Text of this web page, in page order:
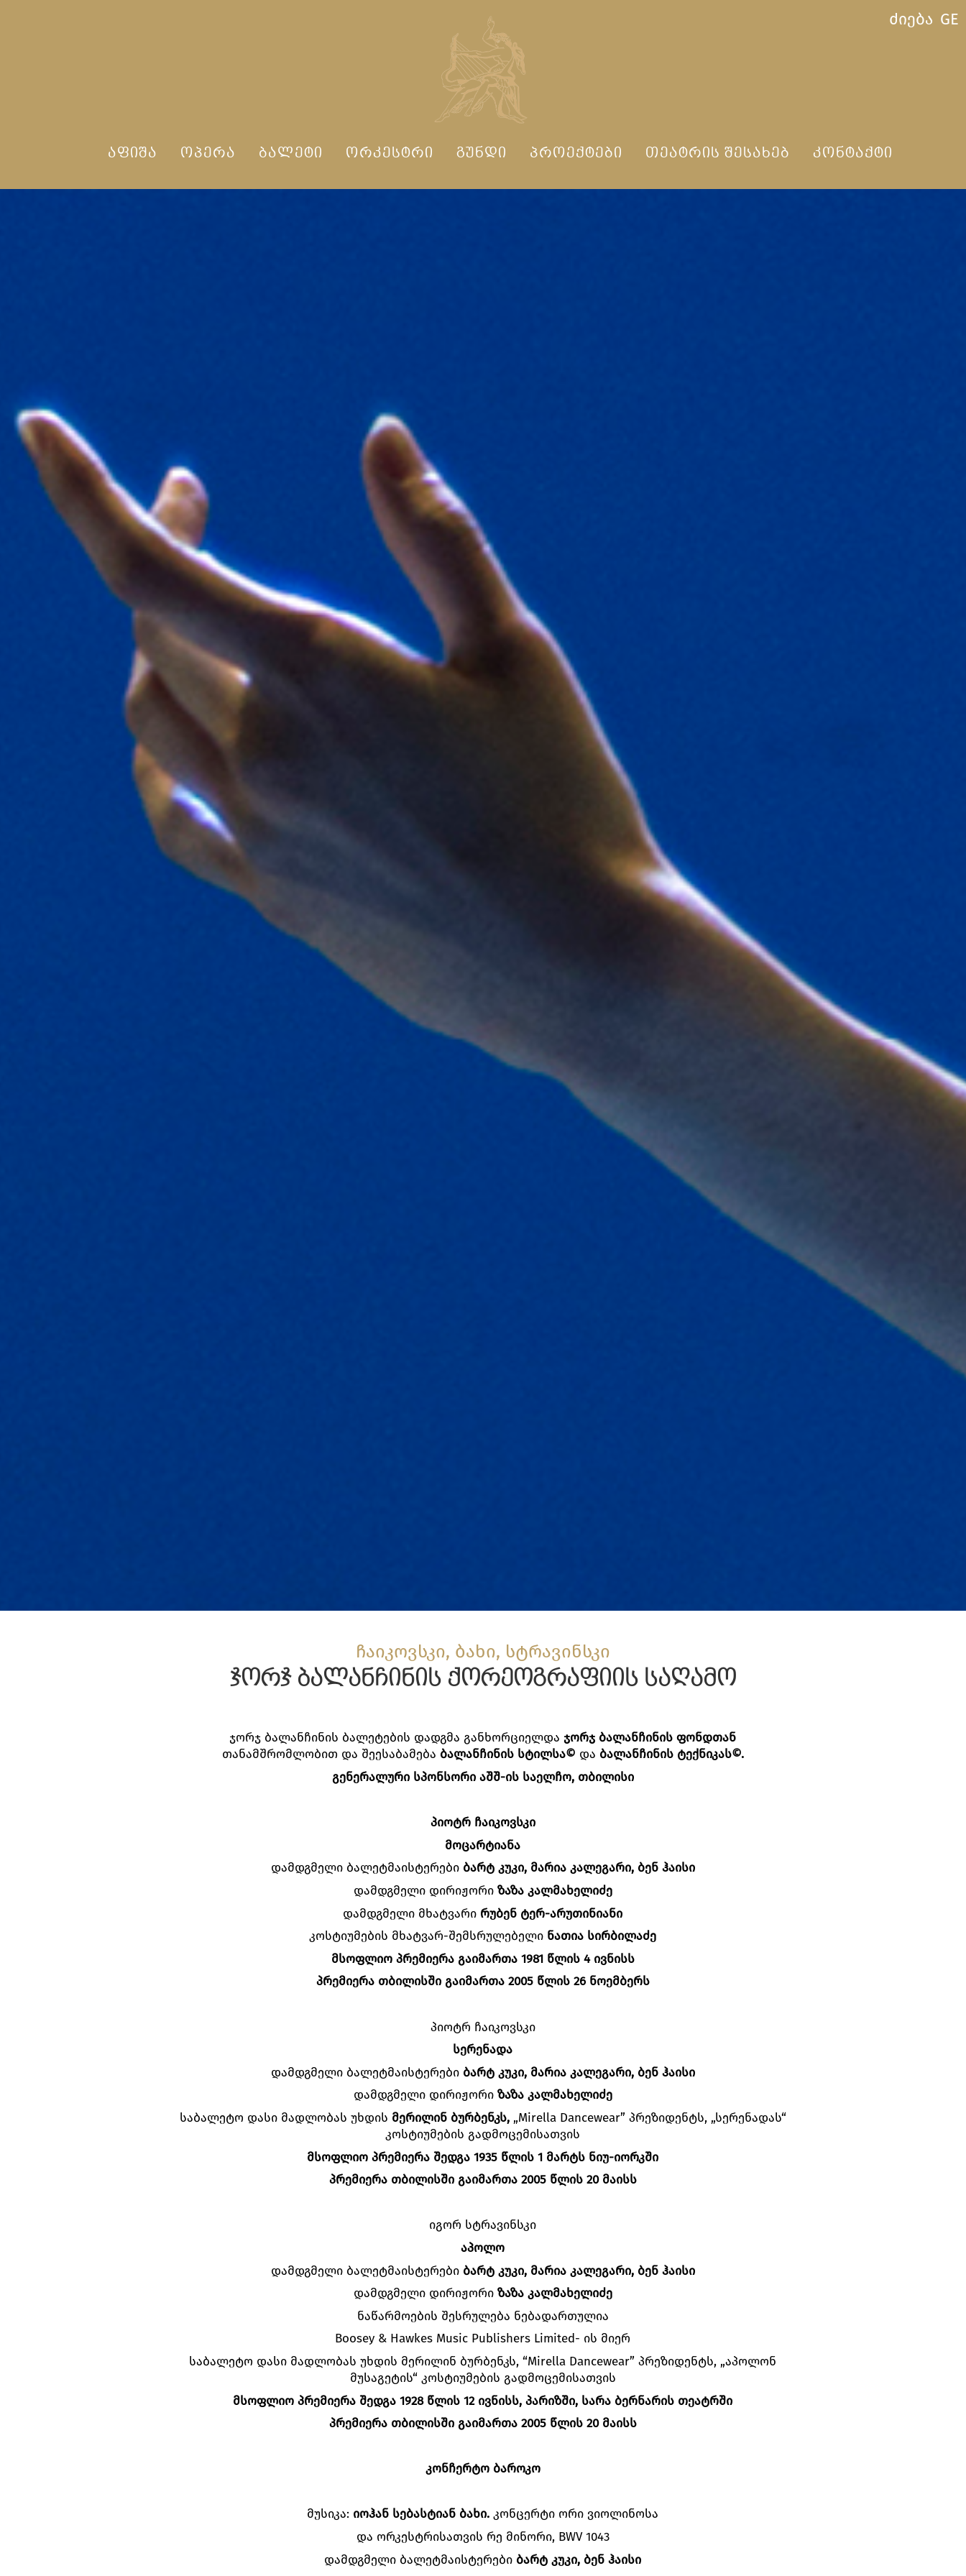
GE
ძიება
ᲐᲤᲘᲨᲐ ᲝᲞᲔᲠᲐ ᲑᲐᲚᲔᲢᲘ ᲝᲠᲙᲔᲡᲢᲠᲘ ᲒᲣᲜᲓᲘ ᲞᲠᲝᲔᲥᲢᲔᲑᲘ ᲗᲔᲐᲢᲠᲘᲡ ᲨᲔᲡᲐᲮᲔᲑ ᲙᲝᲜᲢᲐᲥᲢᲘ
ჩაიკოვსკი, ბახი, სტრავინსკი
ჯორჯ ბალანჩინის ქორეოგრაფიის საღამო
ჯორჯ ბალანჩინის ბალეტების დადგმა განხორციელდა ჯორჯ ბალანჩინის ფონდთან
თანამშრომლობით და შეესაბამება ბალანჩინის სტილსა© და ბალანჩინის ტექნიკას©.
გენერალური სპონსორი აშშ-ის საელჩო, თბილისი
პიოტრ ჩაიკოვსკი
მოცარტიანა
დამდგმელი ბალეტმაისტერები ბარტ კუკი, მარია კალეგარი, ბენ ჰაისი
დამდგმელი დირიჟორი ზაზა კალმახელიძე
დამდგმელი მხატვარი რუბენ ტერ-არუთინიანი
კოსტიუმების მხატვარ-შემსრულებელი ნათია სირბილაძე
მსოფლიო პრემიერა გაიმართა 1981 წლის 4 ივნისს
პრემიერა თბილისში გაიმართა 2005 წლის 26 ნოემბერს
პიოტრ ჩაიკოვსკი
სერენადა
დამდგმელი ბალეტმაისტერები ბარტ კუკი, მარია კალეგარი, ბენ ჰაისი
დამდგმელი დირიჟორი ზაზა კალმახელიძე
საბალეტო დასი მადლობას უხდის მერილინ ბურბენკს,„Mirella Dancewear” პრეზიდენტს, „სერენადას“
კოსტიუმების გადმოცემისათვის
მსოფლიო პრემიერა შედგა 1935 წლის 1 მარტს ნიუ-იორკში
პრემიერა თბილისში გაიმართა 2005 წლის 20 მაისს
იგორ სტრავინსკი
აპოლო
დამდგმელი ბალეტმაისტერები ბარტ კუკი, მარია კალეგარი, ბენ ჰაისი
დამდგმელი დირიჟორი ზაზა კალმახელიძე
ნაწარმოების შესრულება ნებადართულია
Boosey & Hawkes Music Publishers Limited- ის მიერ
საბალეტო დასი მადლობას უხდის მერილინ ბურბენკს, “Mirella Dancewear” პრეზიდენტს, „აპოლონ
მუსაგეტის“ კოსტიუმების გადმოცემისათვის
მსოფლიო პრემიერა შედგა 1928 წლის 12 ივნისს, პარიზში, სარა ბერნარის თეატრში
პრემიერა თბილისში გაიმართა 2005 წლის 20 მაისს
კონჩერტო ბაროკო
მუსიკა: იოჰან სებასტიან ბახი.კონცერტი ორი ვიოლინოსა
და ორკესტრისათვის რე მინორი, BWV 1043
დამდგმელი ბალეტმაისტერები ბარტ კუკი, ბენ ჰაისი